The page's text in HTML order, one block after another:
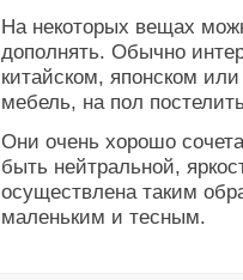
На некоторых вещах
дополнять. Обычно
китайском, японском
мебель, на пол
Они очень хорошо
быть нейтральной,
осуществлена таким
маленьким и тесным.